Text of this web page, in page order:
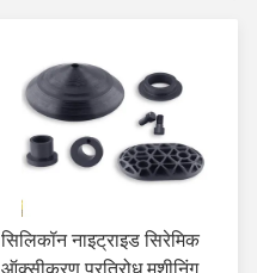
सिलिकॉन नाइट्राइड सिरेमिक
ऑक्सीकरण प्रतिरोध मशीनिंग